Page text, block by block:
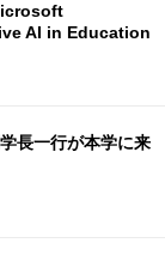
AI in Education
長一行が本学に来